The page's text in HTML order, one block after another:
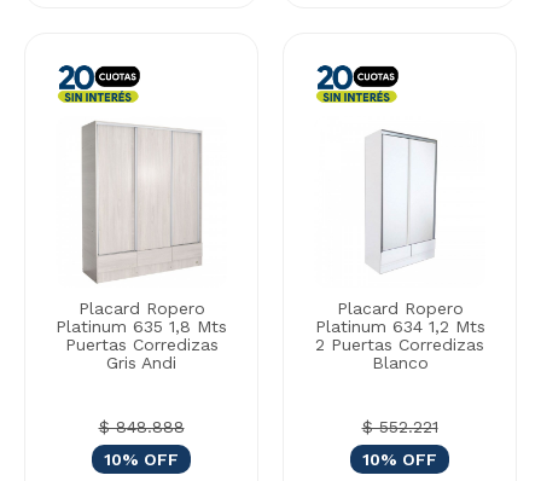
Placard Ropero
Platinum 635 1,8 Mts
Puertas Corredizas
Gris Andi
$ 848.888
10% OFF
Placard Ropero
Platinum 634 1,2 Mts
2 Puertas Corredizas
Blanco
$ 552.221
10% OFF